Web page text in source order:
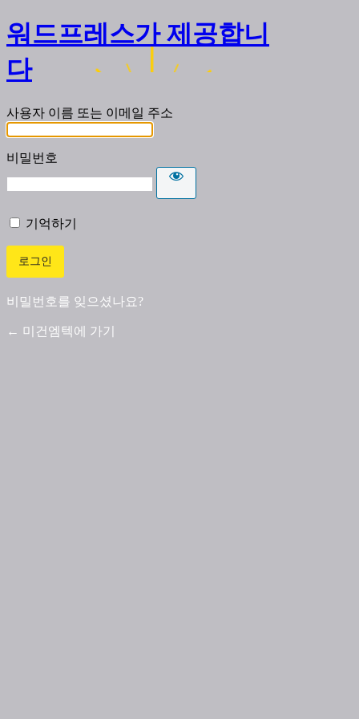
워드프레스가 제공합니
다
사용자 이름 또는 이메일 주소
비밀번호
기억하기
비밀번호를 잊으셨나요?
← 미건엠텍에 가기